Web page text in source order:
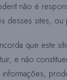
não é
desses sites,
que este
e não